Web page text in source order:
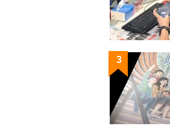
3